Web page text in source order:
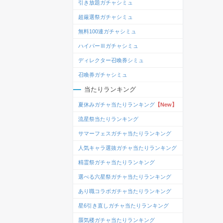
引き放題ガチャシミュ
超厳選祭ガチャシミュ
無料100連ガチャシミュ
ハイパーⅢガチャシミュ
ディレクター召喚券シミュ
召喚券ガチャシミュ
当たりランキング
夏休みガチャ当たりランキング 【New】
流星祭当たりランキング
サマーフェスガチャ当たりランキング
人気キャラ選抜ガチャ当たりランキング
精霊祭ガチャ当たりランキング
選べる六星祭ガチャ当たりランキング
あり職コラボガチャ当たりランキング
星6引き直しガチャ当たりランキング
蜃気楼ガチャ当たりランキング